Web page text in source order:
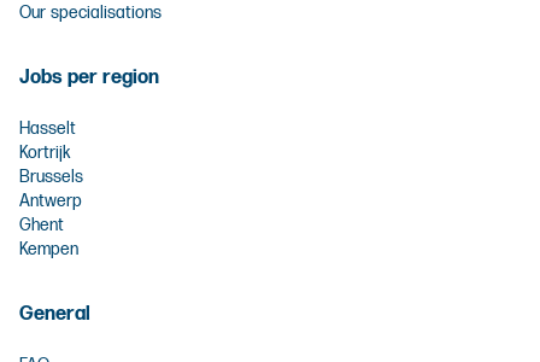
Our specialisations
Jobs per region
Hasselt
Kortrijk
Brussels
Antwerp
Ghent
Kempen
General